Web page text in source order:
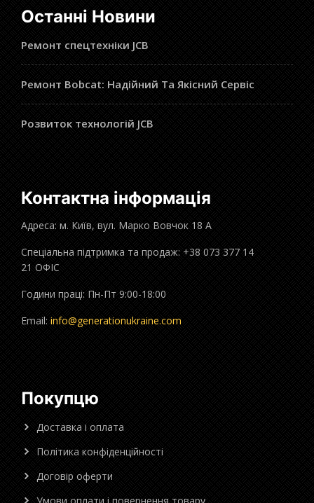
Останні Новини
Ремонт спецтехніки JCB
Ремонт Bobcat: Надійний Та Якісний Сервіс
Розвиток технологій JCB
Контактна інформація
Адреса: м. Київ, вул. Марко Вовчок 18 А
Спеціальна підтримка та продаж: +38 073 377 14
21 ОФІС
Години праці: Пн-Пт 9:00-18:00
Email: info@generationukraine.com
Покупцю
Доставка і оплата
Політика конфіденційності
Договір оферти
Умови оплати і повернення товару